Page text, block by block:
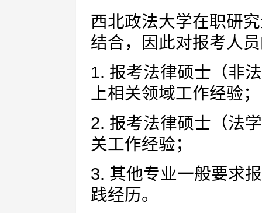
西北政法大学在职研
结合，因此对报考人
1. 报考法律硕士（非
上相关领域工作经验；
2. 报考法律硕士（法
关工作经验；
3. 其他专业一般要求
践经历。